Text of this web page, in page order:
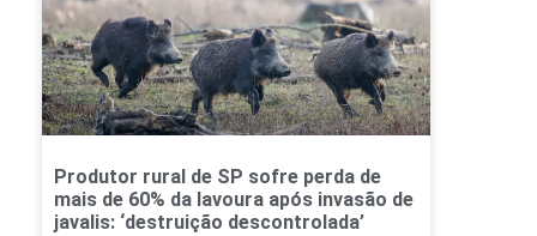
Produtor rural de SP sofre perda de
mais de 60% da lavoura após invasão de
javalis: ‘destruição descontrolada’